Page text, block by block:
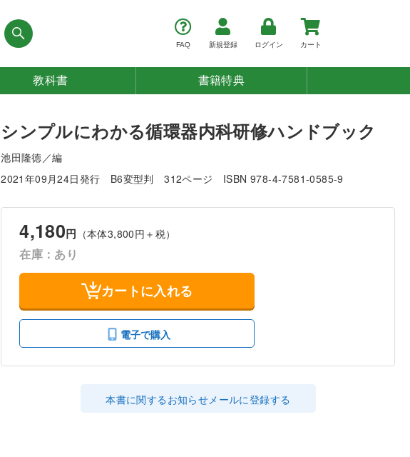
FAQ 新規登録 ログイン カート
教科書 書籍特典
シンプルにわかる循環器内科研修ハンドブック
池田隆徳／編
2021年09月24日発行
B6変型判 312ページ ISBN 978-4-7581-0585-9
4,180円 （本体3,800円＋税）
在庫：あり
カートに入れる
電子で購入
本書に関するお知らせメールに登録する